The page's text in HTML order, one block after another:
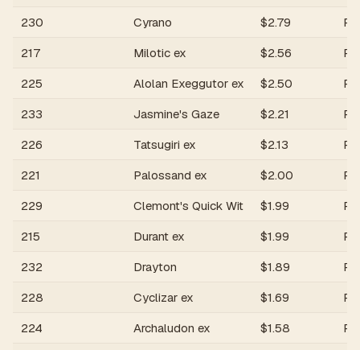
230
Cyrano $2.79
217
Milotic ex $2.56
225
Alolan Exeggutor ex $2.50
233
Jasmine's Gaze $2.21
226
Tatsugiri ex $2.13
221
Palossand ex $2.00
229
Clemont's Quick Wit $1.99
215
Durant ex $1.99
232
Drayton $1.89
228
Cyclizar ex $1.69
224
Archaludon ex $1.58